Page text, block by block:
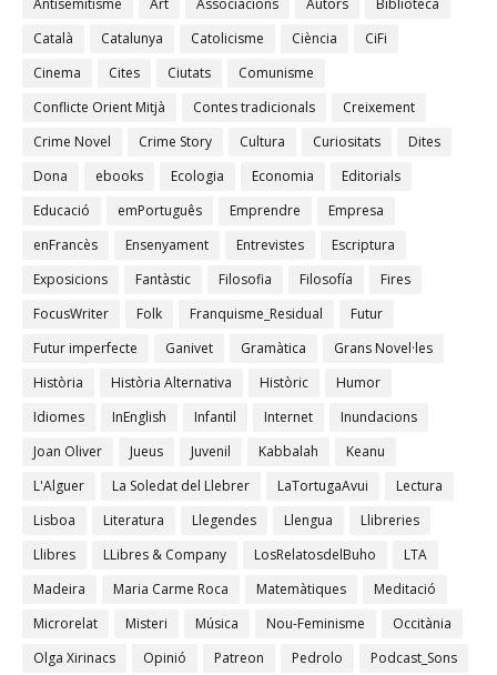
Català
Catalunya Catolicisme Ciència
CiFi
Cinema
Cites Ciutats
Comunisme
Conflicte Orient Mitjà
Contes tradicionals
Creixement
Crime Novel
Crime Story Cultura Curiositats
Dites
Dona
ebooks Ecologia Economia
Editorials
Educació
emPortuguês Emprendre
Empresa
enFrancès
Ensenyament Entrevistes
Escriptura
Exposicions
Fantàstic Filosofia Filosofía
Fires
FocusWriter
Folk Franquisme_Residual
Futur
Futur imperfecte
Ganivet Gramàtica
Grans Novel·les
Història
Història Alternativa Històric
Humor
Idiomes
InEnglish Infantil Internet
Inundacions
Joan Oliver
Jueus Juvenil Kabbalah
Keanu
L'Alguer
La Soledat del Llebrer LaTortugaAvui
Lectura
Lisboa
Literatura Llegendes Llengua
Llibreries
Llibres
LLibres & Company LosRelatosdelBuho
LTA
Madeira
Maria Carme Roca Matemàtiques
Meditació
Microrelat
Misteri Música Nou-Feminisme
Occitània
Olga Xirinacs
Opinió Patreon Pedrolo
Podcast_Sons